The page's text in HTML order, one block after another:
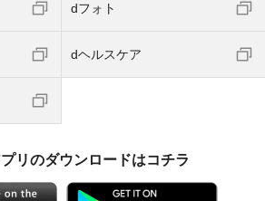
dフォト
dヘルスケア
リのダウンロードはコチラ